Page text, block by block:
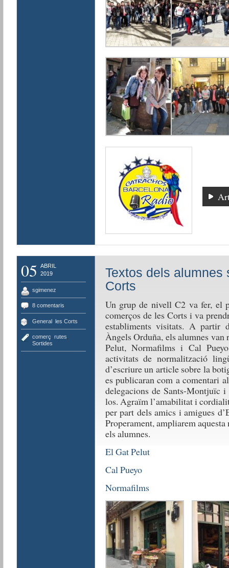
05
ABRIL
2019
sgimenez
8 comentaris
General, les Corts
comerç rutes
Sortides
Textos dels alumnes
Corts
Un grup de nivell C2 va fer, el
comerços de les Corts i va
establiments visitats. A partir
Àngels Orduña, els alumnes
Pelut, Normafilms i Cal
activitats de normalització
d’escriure un article sobre la
es publicaran com a comentari
delegacions de Sants-Montjuïc
los. Agraïm l’amabilitat i
per part dels amics i amigues
Properament, ampliarem
els alumnes.
El Gat Pelut
Cal Pueyo
Normafilms